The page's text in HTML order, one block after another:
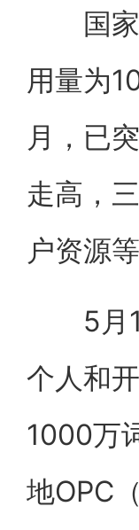
国家
用量为
月，已
走高，
户资源
5月17
个人和
1000万
地OPC